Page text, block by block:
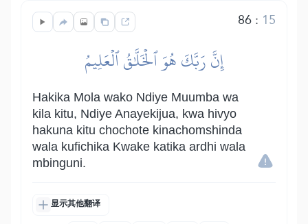
86: 15
إِنَّ رَبَّكَ هُوَ ٱلۡخَلَّٰقُ ٱلۡعَلِيمُ
Hakika Mola wako Ndiye Muumba wa
kila kitu, Ndiye Anayekijua, kwa hivyo
hakuna kitu chochote kinachomshinda
wala kufichika Kwake katika ardhi wala
mbinguni.
显示其他翻译